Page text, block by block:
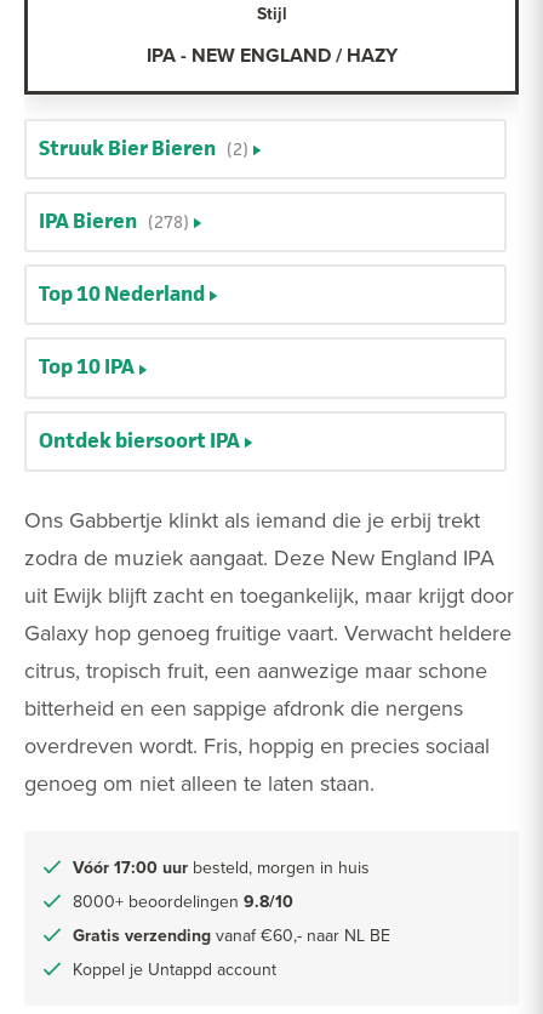
Ons Gabbertje klinkt als iemand die je erbij trekt
zodra de muziek aangaat. Deze New England IPA
uit Ewijk blijft zacht en toegankelijk, maar krijgt door
Galaxy hop genoeg fruitige vaart. Verwacht heldere
citrus, tropisch fruit, een aanwezige maar schone
bitterheid en een sappige afdronk die nergens
overdreven wordt. Fris, hoppig en precies sociaal
genoeg om niet alleen te laten staan.
Vóór 17:00 uur besteld, morgen in huis
8000+ beoordelingen 9.8/10
Gratis verzending vanaf €60,- naar NL BE
Koppel je Untappd account
Stijl
IPA - NEW ENGLAND / HAZY
Struuk Bier Bieren (2)
IPA Bieren (278)
Top 10 Nederland
Top 10 IPA
Ontdek biersoort IPA